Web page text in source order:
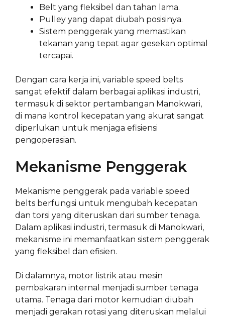
Belt yang fleksibel dan tahan lama.
Pulley yang dapat diubah posisinya.
Sistem penggerak yang memastikan
tekanan yang tepat agar gesekan optimal
tercapai.
Dengan cara kerja ini, variable speed belts
sangat efektif dalam berbagai aplikasi industri,
termasuk di sektor pertambangan Manokwari,
di mana kontrol kecepatan yang akurat sangat
diperlukan untuk menjaga efisiensi
pengoperasian.
Mekanisme Penggerak
Mekanisme penggerak pada variable speed
belts berfungsi untuk mengubah kecepatan
dan torsi yang diteruskan dari sumber tenaga.
Dalam aplikasi industri, termasuk di Manokwari,
mekanisme ini memanfaatkan sistem penggerak
yang fleksibel dan efisien.
Di dalamnya, motor listrik atau mesin
pembakaran internal menjadi sumber tenaga
utama. Tenaga dari motor kemudian diubah
menjadi gerakan rotasi yang diteruskan melalui